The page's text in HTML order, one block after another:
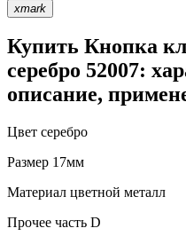
xmark
Купить Кнопка
серебро 52007:
описание,
Цвет серебро
Размер 17мм
Материал цветной металл
Прочее часть D